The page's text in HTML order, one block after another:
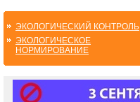
ЭКОЛОГИЧЕСКИЙ КОНТРОЛЬ
ЭКОЛОГИЧЕСКОЕ
НОРМИРОВАНИЕ